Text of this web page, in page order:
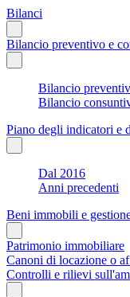
Bilanci
Bilancio preventivo e
Bilancio
Bilancio
Piano degli indicatori e
Dal 2016
Anni precedenti
Beni immobili e
Patrimonio immobiliare
Canoni di locazione o
Controlli e rilievi